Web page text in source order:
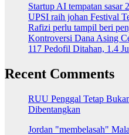
Startup AI tempatan sasar
UPSI raih johan Festival
Rafizi perlu tampil beri
Kontroversi Dana Asing
117 Pedofil Ditahan, 1.4
Recent Comments
RUU Penggal Tetap
Dibentangkan
Jordan "membelasah"